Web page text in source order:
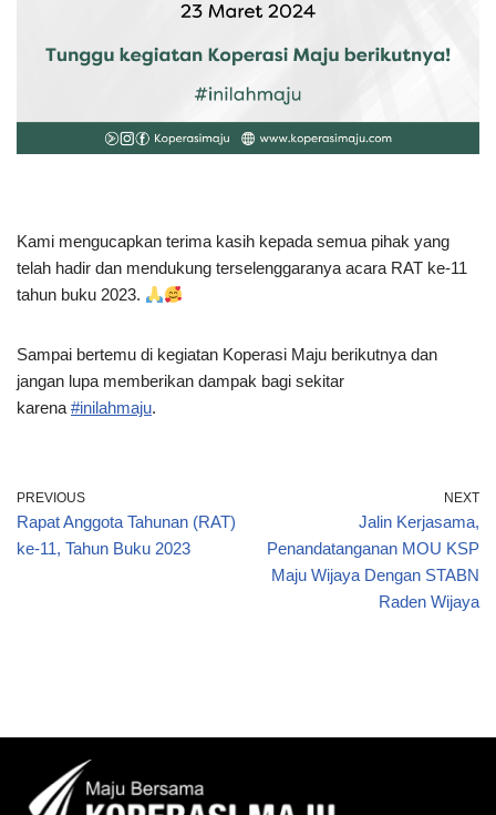
Kami mengucapkan terima kasih kepada semua pihak yang
telah hadir dan mendukung terselenggaranya acara RAT ke-11
tahun buku 2023.
Sampai bertemu di kegiatan Koperasi Maju berikutnya dan
jangan lupa memberikan dampak bagi sekitar
karena #inilahmaju.
PREVIOUS
Rapat Anggota Tahunan (RAT)
ke-11, Tahun Buku 2023
NEXT
Jalin Kerjasama,
Penandatanganan MOU KSP
Maju Wijaya Dengan STABN
Raden Wijaya